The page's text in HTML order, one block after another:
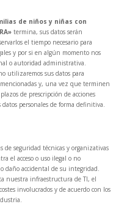
de niños y niñas con
termina, sus datos serán
el tiempo necesario para
y por si en algún momento nos
o autoridad administrativa.
utilizaremos sus datos para
y, una vez que terminen
de prescripción de acciones
datos personales de forma definitiva.
seguridad técnicas y organizativas
el acceso o uso ilegal o no
daño accidental de su integridad.
nuestra infraestructura de TI, el
involucrados y de acuerdo con los